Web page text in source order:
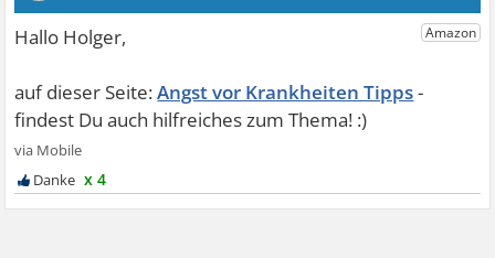
Angst vor Krankheiten Tipps
x 4